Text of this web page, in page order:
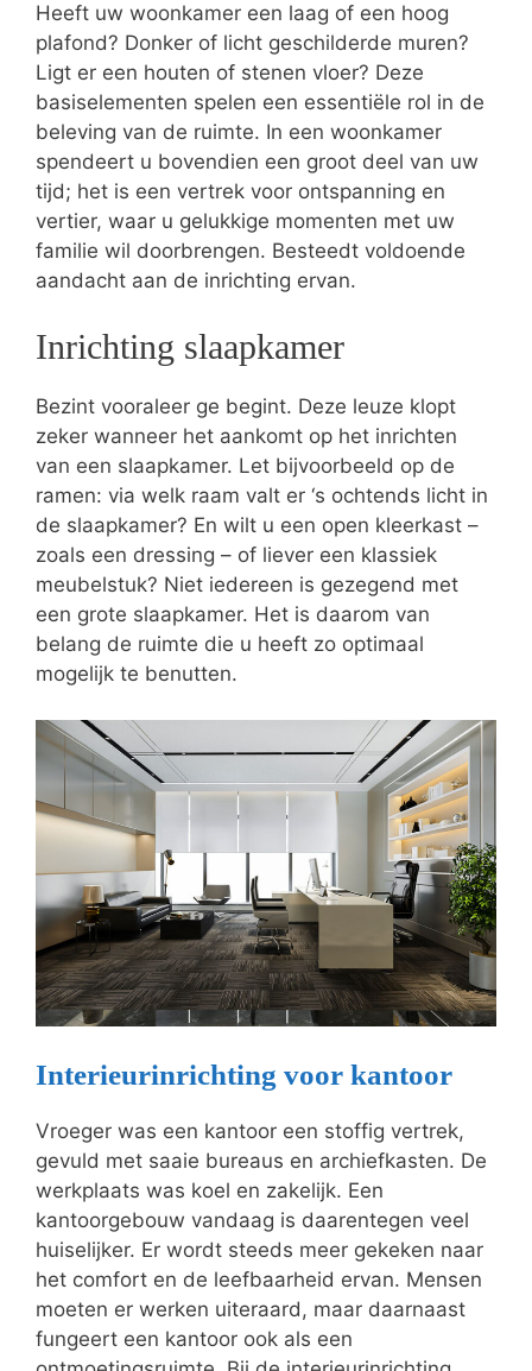
Heeft uw woonkamer een laag of een hoog
plafond? Donker of licht geschilderde muren?
Ligt er een houten of stenen vloer? Deze
basiselementen spelen een essentiële rol in de
beleving van de ruimte. In een woonkamer
spendeert u bovendien een groot deel van uw
tijd; het is een vertrek voor ontspanning en
vertier, waar u gelukkige momenten met uw
familie wil doorbrengen. Besteedt voldoende
aandacht aan de inrichting ervan.
Inrichting slaapkamer
Bezint vooraleer ge begint. Deze leuze klopt
zeker wanneer het aankomt op het inrichten
van een slaapkamer. Let bijvoorbeeld op de
ramen: via welk raam valt er ‘s ochtends licht in
de slaapkamer? En wilt u een open kleerkast –
zoals een dressing – of liever een klassiek
meubelstuk? Niet iedereen is gezegend met
een grote slaapkamer. Het is daarom van
belang de ruimte die u heeft zo optimaal
mogelijk te benutten.
Interieurinrichting voor kantoor
Vroeger was een kantoor een stoffig vertrek,
gevuld met saaie bureaus en archiefkasten. De
werkplaats was koel en zakelijk. Een
kantoorgebouw vandaag is daarentegen veel
huiselijker. Er wordt steeds meer gekeken naar
het comfort en de leefbaarheid ervan. Mensen
moeten er werken uiteraard, maar daarnaast
fungeert een kantoor ook als een